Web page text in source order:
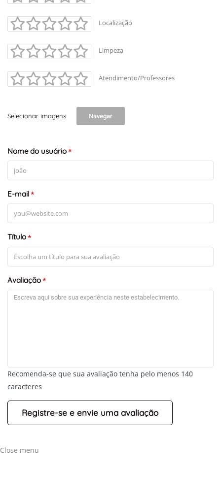
Leaflet
Localização
Limpeza
Atendimento/Professores
Selecionar imagens Navegar
Nome do usuário*
E-mail*
Título*
Avaliação*
Recomenda-se que sua avaliação tenha pelo menos 140
caracteres
Close menu